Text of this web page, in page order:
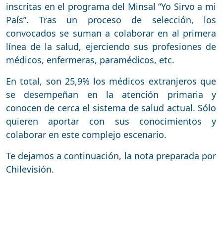
inscritas en el programa del Minsal “Yo Sirvo a mi
País”. Tras un proceso de selección, los
convocados se suman a colaborar en al primera
línea de la salud, ejerciendo sus profesiones de
médicos, enfermeras, paramédicos, etc.
En total, son 25,9% los médicos extranjeros que
se desempeñan en la atención primaria y
conocen de cerca el sistema de salud actual. Sólo
quieren aportar con sus conocimientos y
colaborar en este complejo escenario.
Te dejamos a continuación, la nota preparada por
Chilevisión.